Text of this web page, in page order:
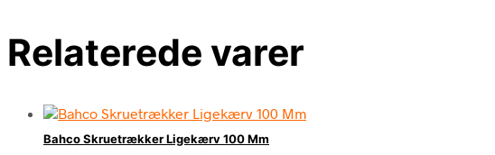
Relaterede varer
Bahco Skruetrækker Ligekærv 100 Mm